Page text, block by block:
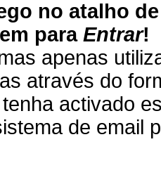
no atalho
para Entrar!
apenas
através do
activado
de email